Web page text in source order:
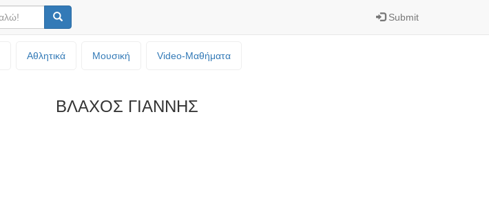
Submit
Αθλητικά Μουσική Video-Mαθήματα
ΒΛΑΧΟΣ ΓΙΑΝΝΗΣ